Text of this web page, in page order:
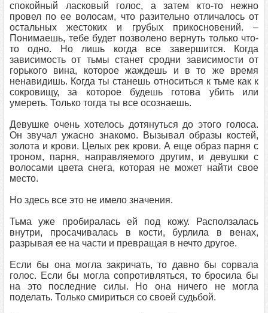
спокойный ласковый голос, а затем кто-то нежно
провел по ее волосам, что разительно отличалось от
остальных жестоких и грубых прикосновений. –
Понимаешь, тебе будет позволено вернуть только что-
то одно. Но лишь когда все завершится. Когда
зависимость от тьмы станет сродни зависимости от
горького вина, которое жаждешь и в то же время
ненавидишь. Когда ты станешь относиться к тьме как к
сокровищу, за которое будешь готова убить или
умереть. Только тогда ты все осознаешь.
Девушке очень хотелось дотянуться до этого голоса.
Он звучал ужасно знакомо. Вызывал образы костей,
золота и крови. Целых рек крови. А еще образ парня с
троном, парня, направляемого другим, и девушки с
волосами цвета снега, которая не может найти свое
место.
Но здесь все это не имело значения.
Тьма уже пробиралась ей под кожу. Расползалась
внутри, просачивалась в кости, бурлила в венах,
разрывая ее на части и превращая в нечто другое.
Если бы она могла закричать, то давно бы сорвала
голос. Если бы могла сопротивляться, то бросила бы
на это последние силы. Но она ничего не могла
поделать. Только смириться со своей судьбой.